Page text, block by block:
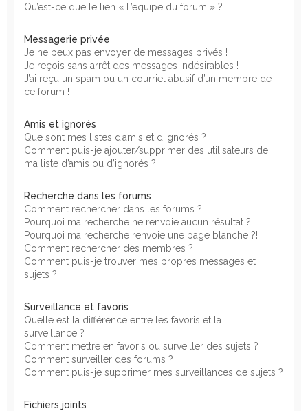
Qu’est-ce que le lien « L’équipe du forum » ?
Messagerie privée
Je ne peux pas envoyer de messages privés !
Je reçois sans arrêt des messages indésirables !
J’ai reçu un spam ou un courriel abusif d’un membre de
ce forum !
Amis et ignorés
Que sont mes listes d’amis et d’ignorés ?
Comment puis-je ajouter/supprimer des utilisateurs de
ma liste d’amis ou d’ignorés ?
Recherche dans les forums
Comment rechercher dans les forums ?
Pourquoi ma recherche ne renvoie aucun résultat ?
Pourquoi ma recherche renvoie une page blanche ?!
Comment rechercher des membres ?
Comment puis-je trouver mes propres messages et
sujets ?
Surveillance et favoris
Quelle est la différence entre les favoris et la
surveillance ?
Comment mettre en favoris ou surveiller des sujets ?
Comment surveiller des forums ?
Comment puis-je supprimer mes surveillances de sujets ?
Fichiers joints